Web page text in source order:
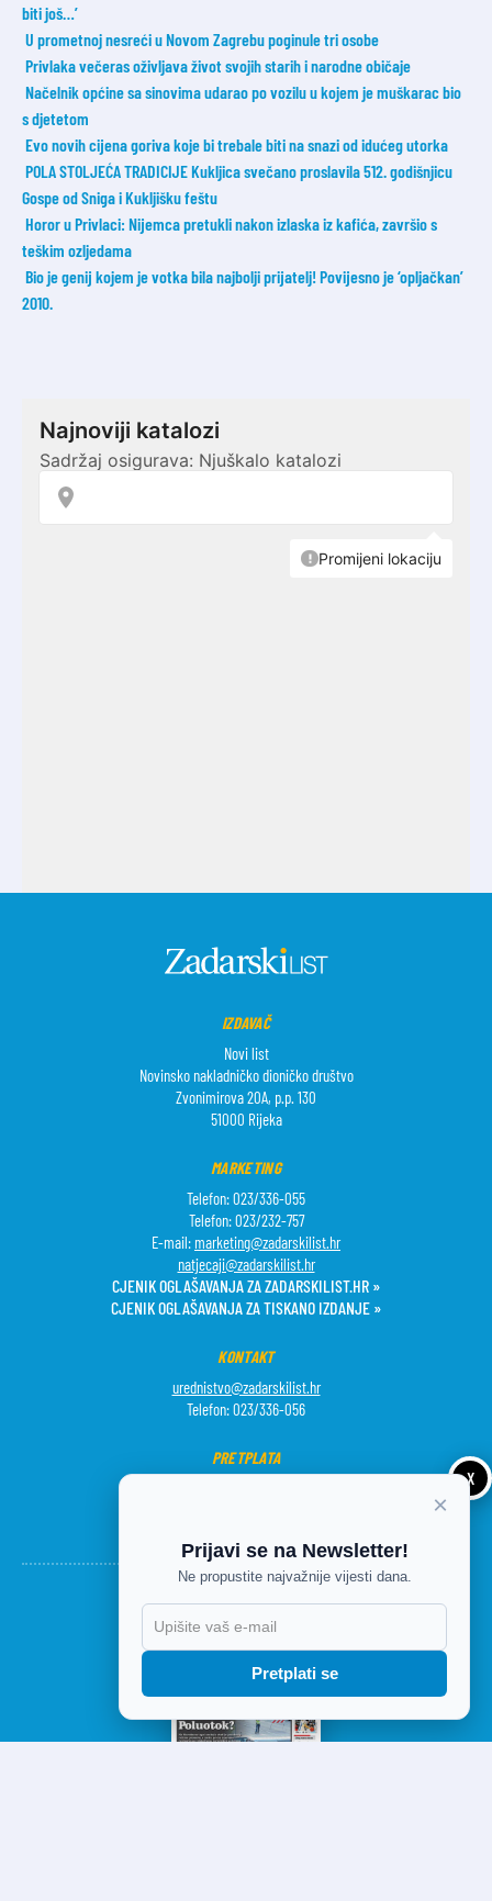
biti još…’
U prometnoj nesreći u Novom Zagrebu poginule tri osobe
Privlaka večeras oživljava život svojih starih i narodne običaje
Načelnik općine sa sinovima udarao po vozilu u kojem je muškarac bio
s djetetom
Evo novih cijena goriva koje bi trebale biti na snazi od idućeg utorka
POLA STOLJEĆA TRADICIJE Kukljica svečano proslavila 512. godišnjicu
Gospe od Sniga i Kukljišku feštu
Horor u Privlaci: Nijemca pretukli nakon izlaska iz kafića, završio s
teškim ozljedama
Bio je genij kojem je votka bila najbolji prijatelj! Povijesno je ‘opljačkan’
2010.
IZDAVAČ
Novi list
Novinsko nakladničko dioničko društvo
Zvonimirova 20A, p.p. 130
51000 Rijeka
MARKETING
Telefon: 023/336-055
Telefon: 023/232-757
E-mail: marketing@zadarskilist.hr
natjecaji@zadarskilist.hr
CJENIK OGLAŠAVANJA ZA ZADARSKILIST.HR »
CJENIK OGLAŠAVANJA ZA TISKANO IZDANJE »
KONTAKT
urednistvo@zadarskilist.hr
Telefon: 023/336-056
PRETPLATA
X
×
Prijavi se na Newsletter!
Ne propustite najvažnije vijesti dana.
Pretplati se